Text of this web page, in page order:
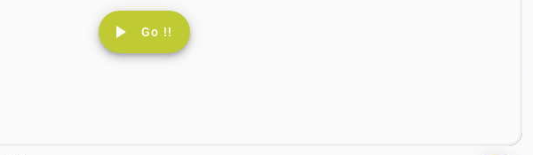
play_arrow Go !!